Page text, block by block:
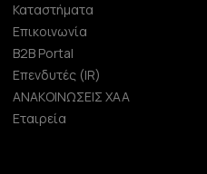
Καταστήματα
Επικοινωνία
B2B Portal
Επενδυτές (IR)
ΑΝΑΚΟΙΝΩΣΕΙΣ ΧΑΑ
Εταιρεία